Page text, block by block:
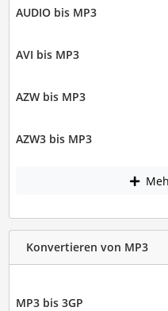
AUDIO bis MP3
AVI bis MP3
AZW bis MP3
AZW3 bis MP3
Konvertieren von MP3
MP3 bis 3GP